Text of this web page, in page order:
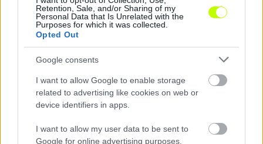
Retention, Sale, and/or Sharing of my
Personal Data that Is Unrelated with the
Purposes for which it was collected.
Opted Out
Google consents
I want to allow Google to enable storage
related to advertising like cookies on web or
device identifiers in apps.
I want to allow my user data to be sent to
Google for online advertising purposes.
Vidi: távozhat a légiós, megvan, hol folytathatja
A digisport.ro értesülései szerint az
Universitatea Craiova csapatában folytathatja
a pályafutását Rúben Pinto. A Benficánál
nevelkedő 29 éves portugál középpályás […]